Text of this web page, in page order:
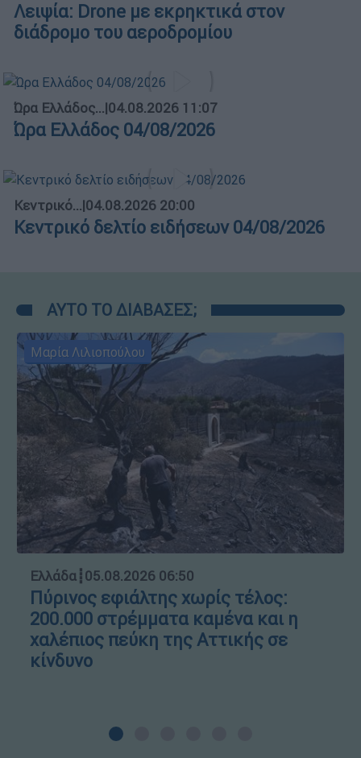
Λειψία: Drone με εκρηκτικά στον
διάδρομο του αεροδρομίου
Ώρα Ελλάδος...|04.08.2026 11:07
Ώρα Ελλάδος 04/08/2026
Κεντρικό...|04.08.2026 20:00
Κεντρικό δελτίο ειδήσεων 04/08/2026
ΑΥΤΟ ΤΟ ΔΙΑΒΑΣΕΣ;
Μαρία Λιλιοπούλου
Ελλάδα┋05.08.2026 06:50
Πύρινος εφιάλτης χωρίς τέλος:
200.000 στρέμματα καμένα και η
χαλέπιος πεύκη της Αττικής σε
κίνδυνο